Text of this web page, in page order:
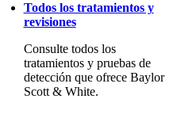
Todos los tratamientos y
revisiones
Consulte todos los
tratamientos y pruebas de
detección que ofrece Baylor
Scott & White.